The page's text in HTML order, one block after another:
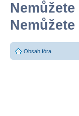
Nemůžete
Nemůžete
Obsah fóra